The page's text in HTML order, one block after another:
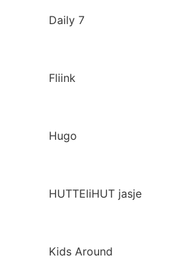
Daily 7
Fliink
Hugo
HUTTEliHUT jasje
Kids Around